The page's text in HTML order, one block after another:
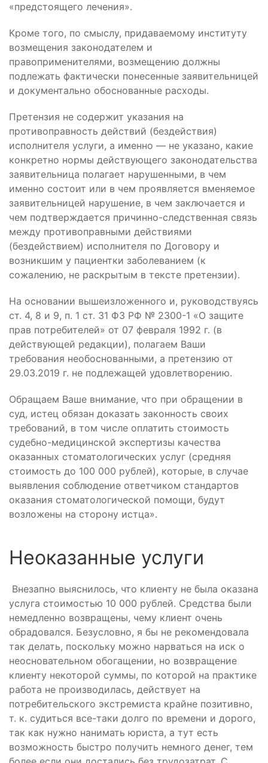
«предстоящего лечения».
Кроме того, по смыслу, придаваемому институту
возмещения законодателем и
правоприменителями, возмещению должны
подлежать фактически понесенные заявительницей
и документально обоснованные расходы.
Претензия не содержит указания на
противоправность действий (бездействия)
исполнителя услуги, а именно — не указано, какие
конкретно нормы действующего законодательства
заявительница полагает нарушенными, в чем
именно состоит или в чем проявляется вменяемое
заявительницей нарушение, в чем заключается и
чем подтверждается причинно-следственная связь
между противоправными действиями
(бездействием) исполнителя по Договору и
возникшим у пациентки заболеванием (к
сожалению, не раскрытым в тексте претензии).
На основании вышеизложенного и, руководствуясь
ст. 4, 8 и 9, п. 1 ст. 31 ФЗ РФ № 2300-1 «О защите
прав потребителей» от 07 февраля 1992 г. (в
действующей редакции), полагаем Ваши
требования необоснованными, а претензию от
29.03.2019 г. не подлежащей удовлетворению.
Обращаем Ваше внимание, что при обращении в
суд, истец обязан доказать законность своих
требований, в том числе оплатить стоимость
судебно-медицинской экспертизы качества
оказанных стоматологических услуг (средняя
стоимость до 100 000 рублей), которые, в случае
выявления соблюдение ответчиком стандартов
оказания стоматологической помощи, будут
возложены на сторону истца».
Неоказанные услуги
Внезапно выяснилось, что клиенту не была оказана
услуга стоимостью 10 000 рублей. Средства были
немедленно возвращены, чему клиент очень
обрадовался. Безусловно, я бы не рекомендовала
так делать, поскольку можно нарваться на иск о
неосновательном обогащении, но возвращение
клиенту некоторой суммы, по которой на практике
работа не производилась, действует на
потребительского экстремиста крайне позитивно,
т. к. судиться все-таки долго по времени и дорого,
так как нужно нанимать юриста, а тут есть
возможность быстро получить немного денег, тем